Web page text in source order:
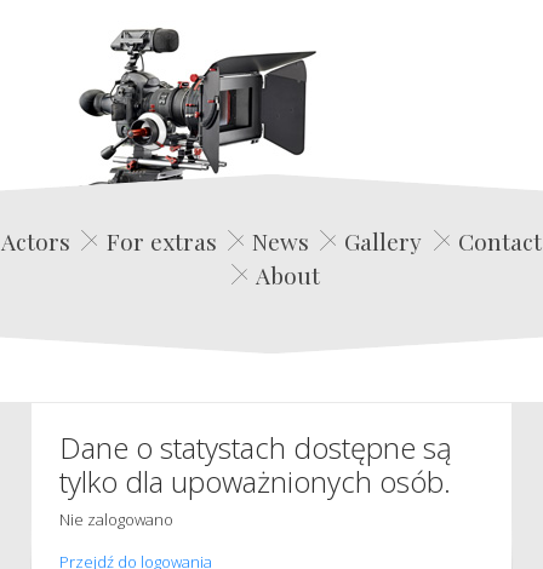
Edwin Film Agencja Aktorska
Actors For extras News Gallery
Contact
About
Dane o statystach dostępne są
tylko dla upoważnionych osób.
Nie zalogowano
Przejdź do logowania